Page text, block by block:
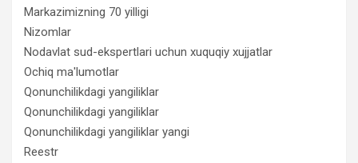
Markazimizning 70 yilligi
Nizomlar
Nodavlat sud-ekspertlari uchun xuquqiy xujjatlar
Ochiq ma'lumotlar
Qonunchilikdagi yangiliklar
Qonunchilikdagi yangiliklar
Qonunchilikdagi yangiliklar yangi
Reestr